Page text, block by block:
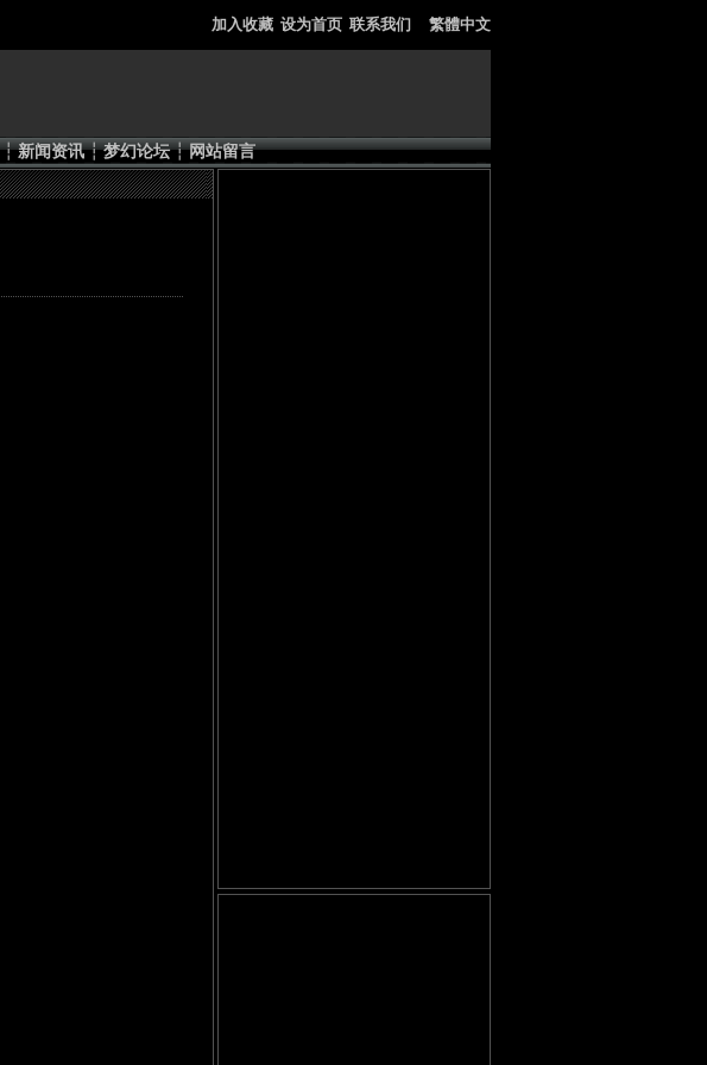
加入收藏 设为首页 联系我们 繁體中文
┆ 新闻资讯 ┆ 梦幻论坛 ┆ 网站留言